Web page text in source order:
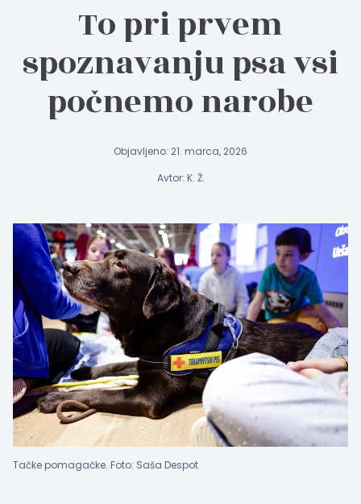
To pri prvem
spoznavanju psa vsi
počnemo narobe
Objavljeno: 21. marca, 2026
Avtor: K. Ž.
Tačke pomagačke. Foto: Saša Despot